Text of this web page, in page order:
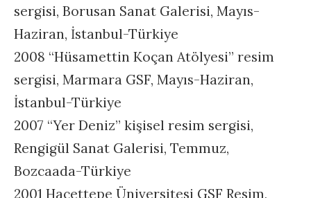
sergisi, Borusan Sanat Galerisi, Mayıs-
Haziran, İstanbul-Türkiye
2008 “Hüsamettin Koçan Atölyesi” resim
sergisi, Marmara GSF, Mayıs-Haziran,
İstanbul-Türkiye
2007 “Yer Deniz” kişisel resim sergisi,
Rengigül Sanat Galerisi, Temmuz,
Bozcaada-Türkiye
2001 Hacettepe Üniversitesi GSF Resim,